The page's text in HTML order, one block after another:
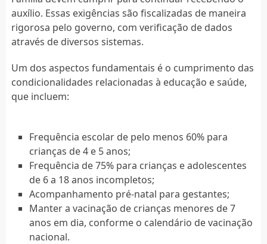
auxílio. Essas exigências são fiscalizadas de maneira
rigorosa pelo governo, com verificação de dados
através de diversos sistemas.
Um dos aspectos fundamentais é o cumprimento das
condicionalidades relacionadas à educação e saúde,
que incluem:
Frequência escolar de pelo menos 60% para
crianças de 4 e 5 anos;
Frequência de 75% para crianças e adolescentes
de 6 a 18 anos incompletos;
Acompanhamento pré-natal para gestantes;
Manter a vacinação de crianças menores de 7
anos em dia, conforme o calendário de vacinação
nacional.